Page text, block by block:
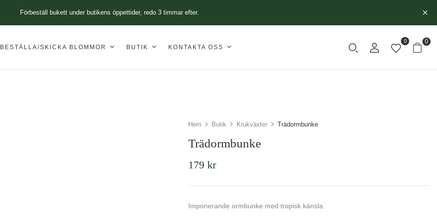
Förbeställ bukett under butikens öppettider, redo 3 timmar efter.
SKICKA BLOMMOR BUTIK KONTAKTA OSS
0 0
Hem Butik Krukväxter Trädormbunke
Trädormbunke
179 kr
Imponerande ormbunke med tropisk känsla.